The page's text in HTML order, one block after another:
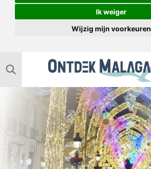
Ik weiger
Wijzig mijn voorkeuren